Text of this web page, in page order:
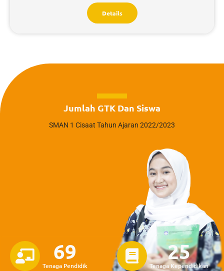
Details
Jumlah GTK Dan Siswa
SMAN 1 Cisaat Tahun Ajaran 2022/2023
69
Tenaga Pendidik
25
Tenaga Kependidikan